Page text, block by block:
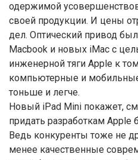
одержимой
своей продукции. И цены
дел. Оптический привод
Macbook и новых iMac с
инженерной тяги Apple к
компьютерные и
тоньше и легче.
Новый iPad Mini покажет,
придать разработкам
Ведь конкуренты тоже не
менее качественные